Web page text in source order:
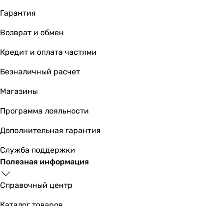
Гарантия
Возврат и обмен
Кредит и оплата частями
Безналичный расчет
Магазины
Программа лояльности
Дополнительная гарантия
Служба поддержки
Полезная информация
Справочный центр